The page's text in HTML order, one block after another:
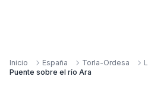
Inicio España Torla-Ordesa
Puente sobre el río Ara